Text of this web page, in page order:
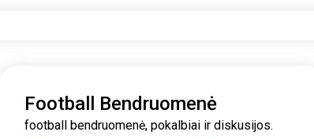
Football Bendruomenė
football bendruomenė, pokalbiai ir diskusijos.